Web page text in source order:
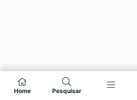
Home Pesquisar